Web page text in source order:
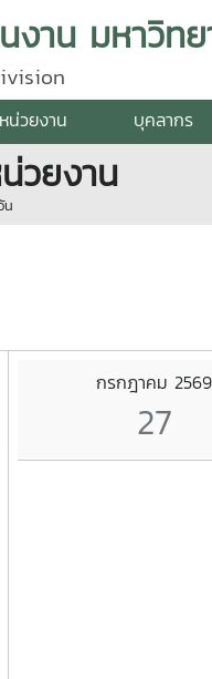
งาน มหาวิทย
น่วยงาน บุคลากร
วยงาน
น
กรกฎาคม 2569
27